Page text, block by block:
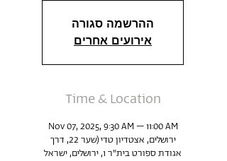
ההרשמה סגורה
אירועים אחרים
Time & Location
Nov 07, 2025, 9:30 AM – 11:00 AM
ירושלים, אצטדיון טדי (שער 22, דרך
אגודת ספורט בית"ר 1, ירושלים, ישראל